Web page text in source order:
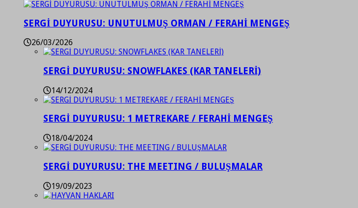
SERGİ DUYURUSU: UNUTULMUŞ ORMAN / FERAHİ MENGEŞ
26/03/2026
SERGİ DUYURUSU: SNOWFLAKES (KAR TANELERİ)
14/12/2024
SERGİ DUYURUSU: 1 METREKARE / FERAHİ MENGEŞ
18/04/2024
SERGİ DUYURUSU: THE MEETING / BULUŞMALAR
19/09/2023